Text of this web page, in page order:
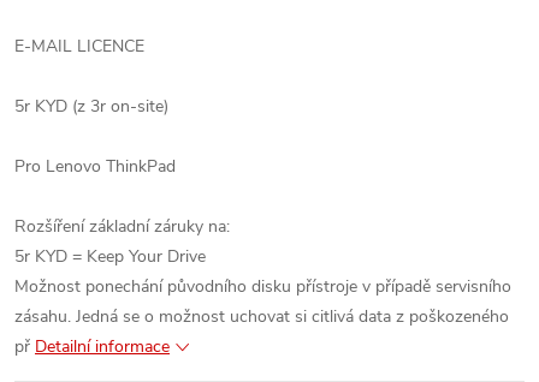
E-MAIL LICENCE
5r KYD (z 3r on-site)
Pro Lenovo ThinkPad
Rozšíření základní záruky na:
5r KYD = Keep Your Drive
Možnost ponechání původního disku přístroje v případě servisního
zásahu. Jedná se o možnost uchovat si citlivá data z poškozeného
př Detailní informace